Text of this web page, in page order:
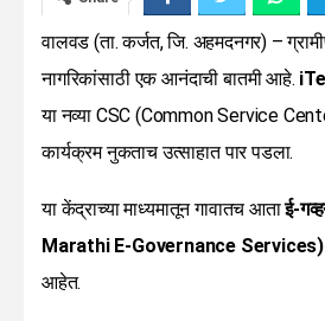
वालवड (ता. कर्जत, जि. अहमदनगर) –
नागरिकांसाठी एक आनंदाची बातमी आहे.
या नव्या CSC (Common Service
कार्यक्रम नुकताच उत्साहात पार पडला.
या केंद्राच्या माध्यमातून गावातच आताई-
Marathi E-Governance Services)
आहेत.